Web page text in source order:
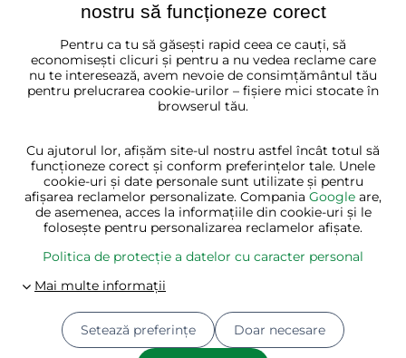
România
© 2026 Jurhan.ro 💚 | Toate drepturile rezervate
nostru să funcționeze corect
Pentru ca tu să găsești rapid ceea ce cauți, să
economisești clicuri și pentru a nu vedea reclame care
nu te interesează, avem nevoie de consimțământul tău
pentru prelucrarea cookie-urilor – fișiere mici stocate în
browserul tău.
Cu ajutorul lor, afișăm site-ul nostru astfel încât totul să
funcționeze corect și conform preferințelor tale. Unele
cookie-uri și date personale sunt utilizate și pentru
afișarea reclamelor personalizate. Compania Google are,
de asemenea, acces la informațiile din cookie-uri și le
folosește pentru personalizarea reclamelor afișate.
Politica de protecție a datelor cu caracter personal
Setează preferințe Doar necesare